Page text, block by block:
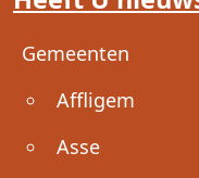
Voet
Gemeenten
Affligem
Asse